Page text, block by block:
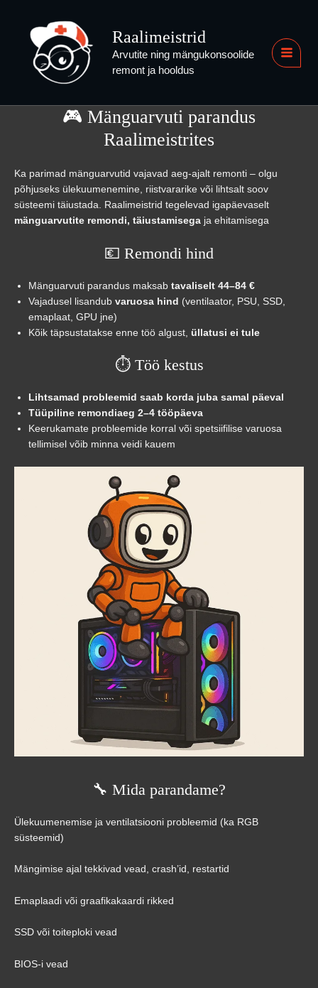
content
Raalimeistrid
Arvutite ning mängukonsoolide
remont ja hooldus
🎮 Mänguarvuti parandus
Raalimeistrites
Ka parimad mänguarvutid vajavad aeg-ajalt remonti – olgu
põhjuseks ülekuumenemine, riistvararike või lihtsalt soov
süsteemi täiustada. Raalimeistrid tegelevad igapäevaselt
mänguarvutite remondi, täiustamisega ja ehitamisega
💶 Remondi hind
Mänguarvuti parandus maksab tavaliselt 44–84 €
Vajadusel lisandub varuosa hind (ventilaator, PSU, SSD,
emaplaat, GPU jne)
Kõik täpsustatakse enne töö algust, üllatusi ei tule
⏱️ Töö kestus
Lihtsamad probleemid saab korda juba samal päeval
Tüüpiline remondiaeg 2–4 tööpäeva
Keerukamate probleemide korral või spetsiifilise varuosa
tellimisel võib minna veidi kauem
🔧 Mida parandame?
Ülekuumenemise ja ventilatsiooni probleemid (ka RGB
süsteemid)
Mängimise ajal tekkivad vead, crash’id, restartid
Emaplaadi või graafikakaardi rikked
SSD või toiteploki vead
BIOS-i vead